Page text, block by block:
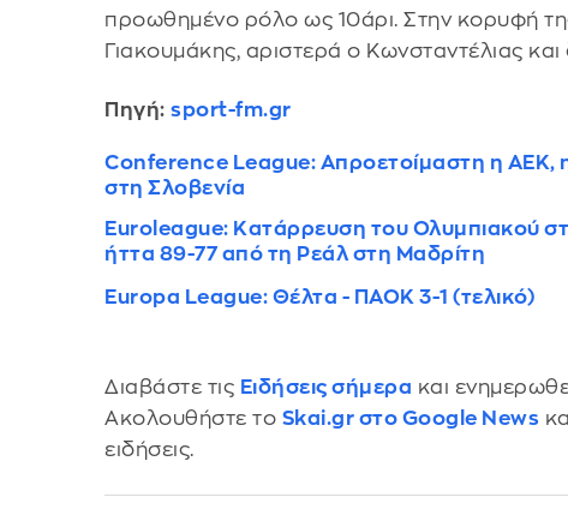
προωθημένο ρόλο ως 10άρι. Στην κορυφή
Γιακουμάκης, αριστερά ο Κωνσταντέλιας
Πηγή: sport-fm.gr
Conference League: Απροετοίμαστη η ΑΕΚ,
στη Σλοβενία
Euroleague: Κατάρρευση του Ολυμπιακού
ήττα 89-77 από τη Ρεάλ στη Μαδρίτη
Europa League: Θέλτα - ΠΑΟΚ 3-1 (τελικό)
Διαβάστε τις Ειδήσεις σήμερα και
Ακολουθήστε το Skai.gr στο Google News
ειδήσεις.